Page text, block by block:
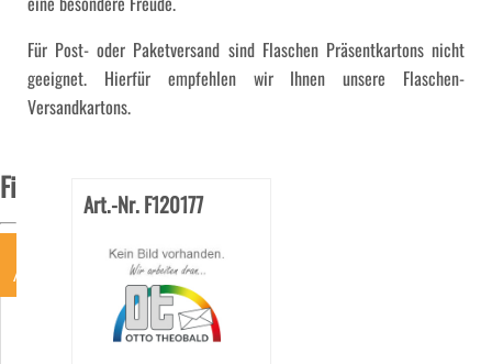
Für Post- oder Paketversand sind Flaschen Präsentkartons nicht
geeignet. Hierfür empfehlen wir Ihnen unsere Flaschen-
Versandkartons.
Filter
Art
Art.-Nr. F120177